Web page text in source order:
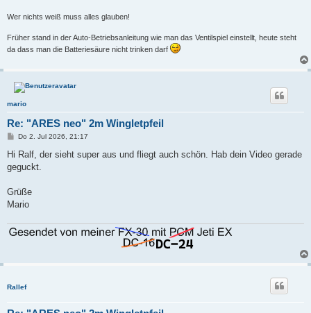
Wer nichts weiß muss alles glauben!
Früher stand in der Auto-Betriebsanleitung wie man das Ventilspiel einstellt, heute steht
da dass man die Batteriesäure nicht trinken darf
mario
Re: "ARES neo" 2m Wingletpfeil
B
r
Do 2. Jul 2026, 21:17
Hi Ralf, der sieht super aus und fliegt auch schön. Hab dein Video gerade
geguckt.
Grüße
Mario
Rallef